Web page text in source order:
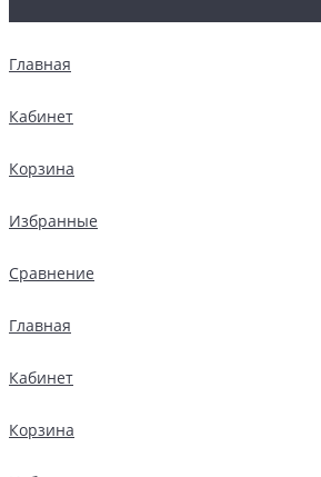
Главная
Кабинет
Корзина
Избранные
Сравнение
Главная
Кабинет
Корзина